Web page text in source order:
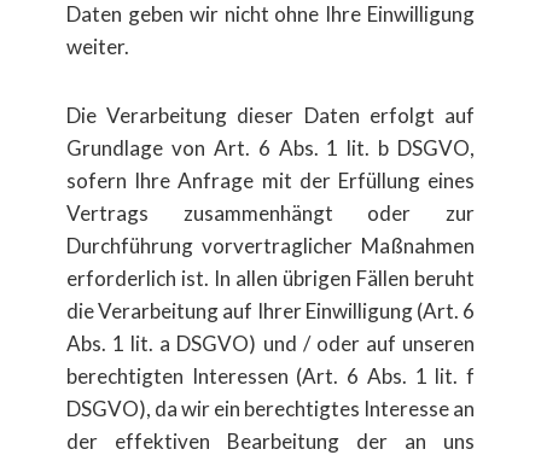
Daten geben wir nicht ohne Ihre Einwilligung
weiter.
Die Verarbeitung dieser Daten erfolgt auf
Grundlage von Art. 6 Abs. 1 lit. b DSGVO,
sofern Ihre Anfrage mit der Erfüllung eines
Vertrags zusammenhängt oder zur
Durchführung vorvertraglicher Maßnahmen
erforderlich ist. In allen übrigen Fällen beruht
die Verarbeitung auf Ihrer Einwilligung (Art. 6
Abs. 1 lit. a DSGVO) und / oder auf unseren
berechtigten Interessen (Art. 6 Abs. 1 lit. f
DSGVO), da wir ein berechtigtes Interesse an
der effektiven Bearbeitung der an uns